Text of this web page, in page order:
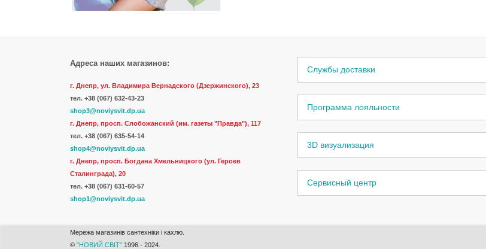
Адреса наших магазинов:
г. Днепр, ул. Владимира Вернадского (Дзержинского), 23
тел. +38 (067) 632-43-23
shop3@noviysvit.dp.ua
г. Днепр, просп. Слобожанский (им. газеты "Правда"), 117
тел. +38 (067) 635-54-14
shop4@noviysvit.dp.ua
г. Днепр, просп. Богдана Хмельницкого (ул. Героев
Сталинграда), 20
тел. +38 (067) 631-60-57
shop1@noviysvit.dp.ua
Службы доставки
Программа лояльности
3D визуализация
Сервисный центр
Мережа магазинів сантехніки і кахлю.
© "НОВИЙ СВІТ" 1996 - 2024.